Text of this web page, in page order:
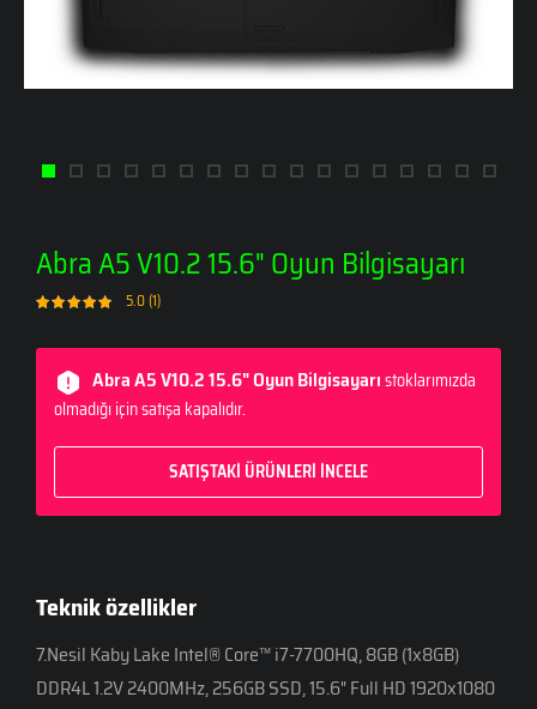
Abra A5 V10.2 15.6" Oyun Bilgisayarı
5.0 (1)
Abra A5 V10.2 15.6" Oyun Bilgisayarıstoklarımızda
olmadığı için satışa kapalıdır.
SATIŞTAKİ ÜRÜNLERİ İNCELE
Teknik özellikler
7.Nesil Kaby Lake Intel® Core™ i7-7700HQ, 8GB (1x8GB)
DDR4L 1.2V 2400MHz, 256GB SSD, 15.6" Full HD 1920x1080